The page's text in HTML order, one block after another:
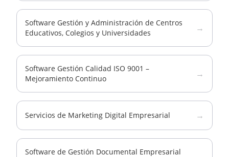
Software Gestión y Administración de Centros
Educativos, Colegios y Universidades
→
Software Gestión Calidad ISO 9001 –
Mejoramiento Continuo
→
Servicios de Marketing Digital Empresarial →
Software de Gestión Documental Empresarial